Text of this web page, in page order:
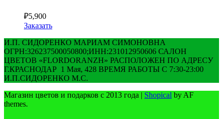
₽5,900
Заказать
И.П. СИДОРЕНКО МАРИАМ СИМОНОВНА
ОГРН:326237500050800;ИНН:231012950606 САЛОН
ЦВЕТОВ «FLORDORANZH» РАСПОЛОЖЕН ПО АДРЕСУ
Г.КРАСНОДАР 1 Мая, 428 ВРЕМЯ РАБОТЫ С 7:30-23:00
И.П.СИДОРЕНКО М.С.
Магазин цветов и подарков с 2013 года | Shopical by AF
themes.